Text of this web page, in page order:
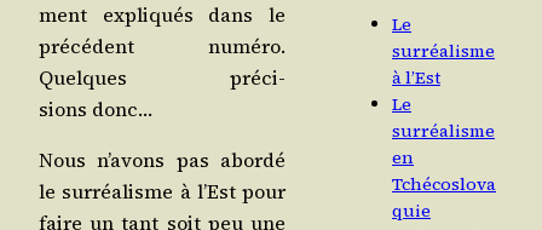
ment expli­qués dans le
pré­cé­dent numé­ro.
Quelques pré­ci­
sions donc…
Nous n’a­vons pas abor­dé
le sur­réa­lisme à l’Est pour
faire un tant soit peu une
Le
surréalisme
à l’Est
Le
surréalisme
en
Tchécoslova
quie